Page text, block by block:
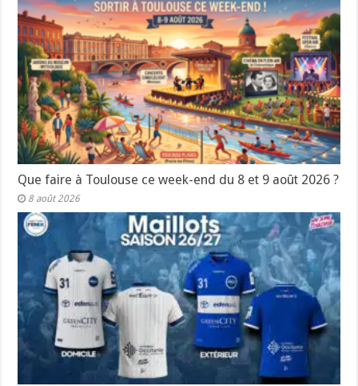
Que faire à Toulouse ce week-end du 8 et 9 août 2026 ?
8 août 2026